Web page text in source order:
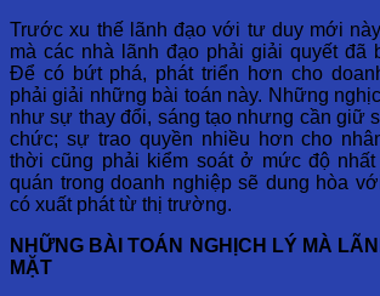
Trước xu thế lãnh đạo với tư duy mới
mà các nhà lãnh đạo phải giải quyết đã
Để có bứt phá, phát triển hơn cho
phải giải những bài toán này. Những
như sự thay đổi, sáng tạo nhưng cần giữ
chức; sự trao quyền nhiều hơn cho
thời cũng phải kiểm soát ở mức độ
quán trong doanh nghiệp sẽ dung hòa
có xuất phát từ thị trường.
NHỮNG BÀI TOÁN NGHỊCH LÝ MÀ
MẶT